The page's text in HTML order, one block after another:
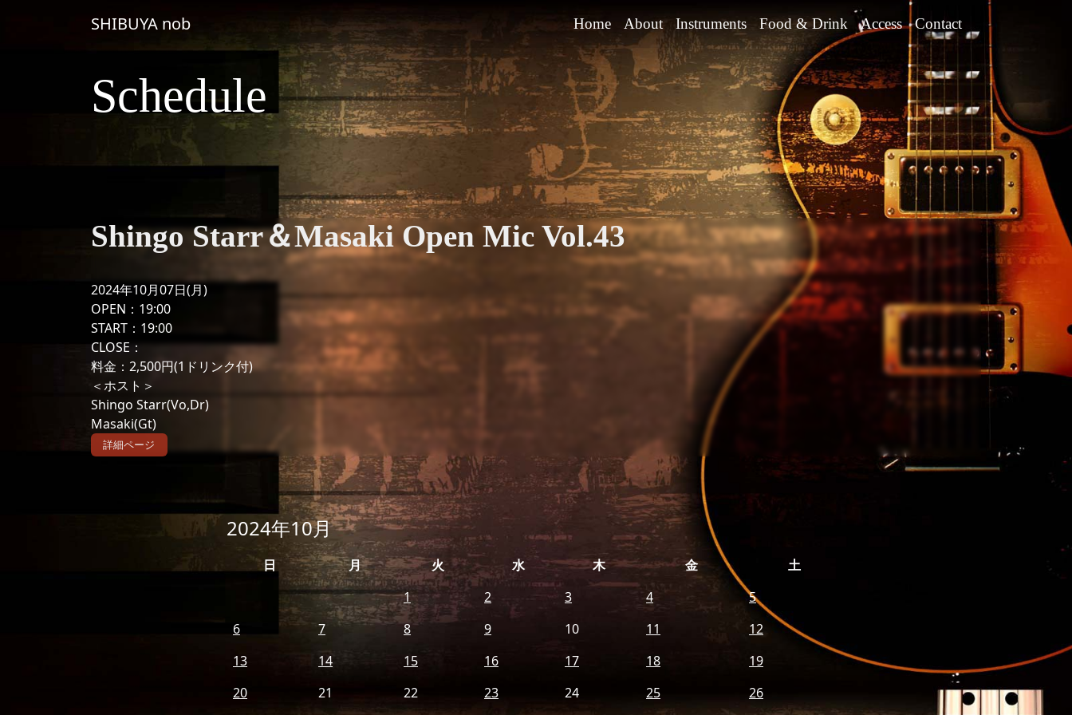
メインナビゲーション
SHIBUYA nob Home About Instruments Food & Drink Access Contact
Schedule
Shingo Starr＆Masaki Open Mic Vol.43
2024年10月07日(月)
OPEN：19:00
START：19:00
CLOSE：
料金：2,500円(1ドリンク付)
＜ホスト＞
Shingo Starr(Vo,Dr)
Masaki(Gt)
詳細ページ
2024年10月
日 月 火 水 木 金
土
1
2 3 4
5
6
7 8 9 10 11
12
13
14 15 16 17 18
19
20
21 22 23 24 25 26